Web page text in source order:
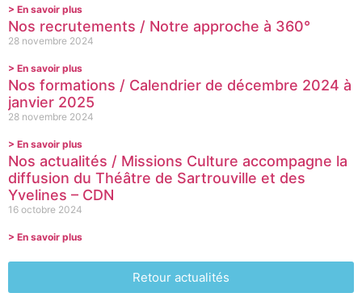
> En savoir plus
Nos recrutements / Notre approche à 360°
28 novembre 2024
> En savoir plus
Nos formations / Calendrier de décembre 2024 à
janvier 2025
28 novembre 2024
> En savoir plus
Nos actualités / Missions Culture accompagne la
diffusion du Théâtre de Sartrouville et des
Yvelines – CDN
16 octobre 2024
> En savoir plus
Retour actualités